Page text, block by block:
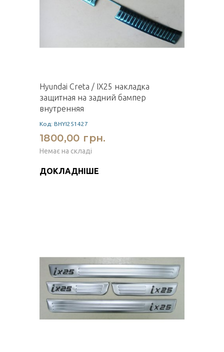
Hyundai Creta / IX25 накладка
защитная на задний бампер
внутренняя
Код: BHYI251427
1800,00 грн.
Немає на складі
ДОКЛАДНІШЕ